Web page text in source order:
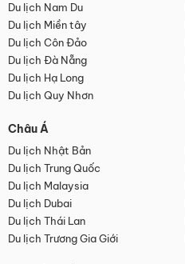
Du lịch Nam Du
Du lịch Miền tây
Du lịch Côn Đảo
Du lịch Đà Nẵng
Du lịch Hạ Long
Du lịch Quy Nhơn
Châu Á
Du lịch Nhật Bản
Du lịch Trung Quốc
Du lịch Malaysia
Du lịch Dubai
Du lịch Thái Lan
Du lịch Trương Gia Giới